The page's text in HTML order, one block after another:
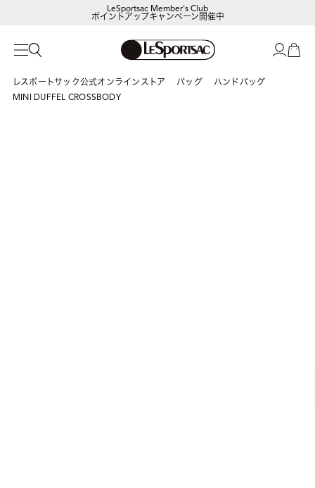
LeSportsac Member's Club
ポイントアップキャンペーン開催中
レスポートサック公式オンラインストア バッグ
ハンドバッグ
MINI DUFFEL CROSSBODY